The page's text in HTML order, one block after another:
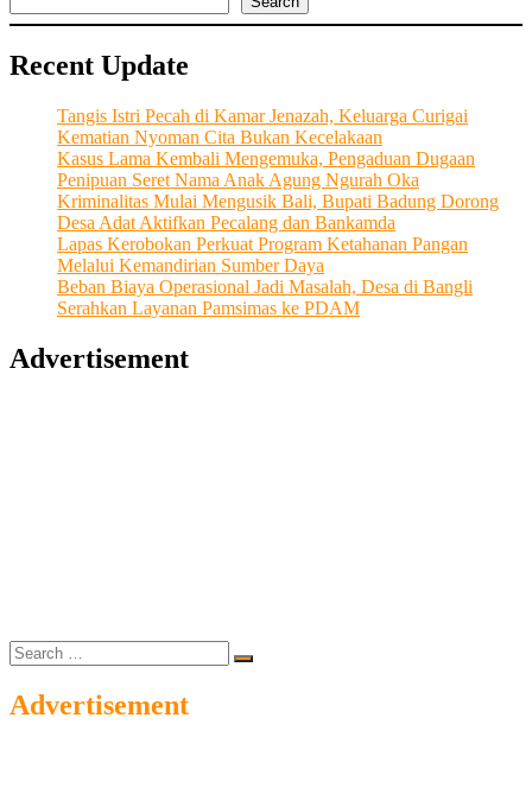
Recent Update
Tangis Istri Pecah di Kamar Jenazah, Keluarga Curigai
Kematian Nyoman Cita Bukan Kecelakaan
Kasus Lama Kembali Mengemuka, Pengaduan Dugaan
Penipuan Seret Nama Anak Agung Ngurah Oka
Kriminalitas Mulai Mengusik Bali, Bupati Badung Dorong
Desa Adat Aktifkan Pecalang dan Bankamda
Lapas Kerobokan Perkuat Program Ketahanan Pangan
Melalui Kemandirian Sumber Daya
Beban Biaya Operasional Jadi Masalah, Desa di Bangli
Serahkan Layanan Pamsimas ke PDAM
Advertisement
Search
…
Advertisement